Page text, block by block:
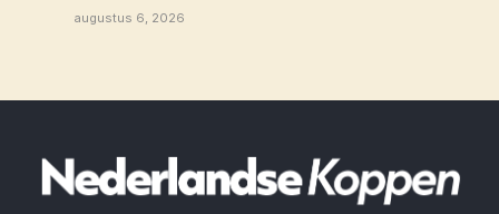
augustus 6, 2026